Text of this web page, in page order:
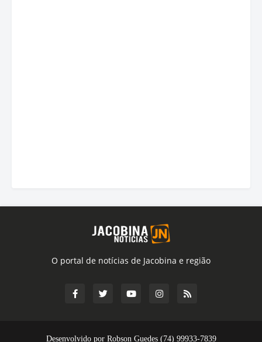
O portal de notícias de Jacobina e região
Desenvolvido por Robson Guedes (74) 99933-7839